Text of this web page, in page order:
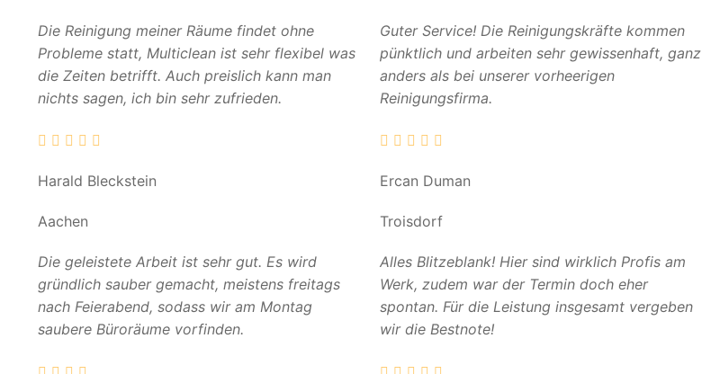
Die Reinigung meiner Räume findet ohne
Probleme statt, Multiclean ist sehr flexibel was
die Zeiten betrifft. Auch preislich kann man
nichts sagen, ich bin sehr zufrieden.
Guter Service! Die Reinigungskräfte kommen
pünktlich und arbeiten sehr gewissenhaft, ganz
anders als bei unserer vorheerigen
Reinigungsfirma.
Harald Bleckstein
Aachen
Die geleistete Arbeit ist sehr gut. Es wird
gründlich sauber gemacht, meistens freitags
nach Feierabend, sodass wir am Montag
saubere Büroräume vorfinden.
Ercan Duman
Troisdorf
Alles Blitzeblank! Hier sind wirklich Profis am
Werk, zudem war der Termin doch eher
spontan. Für die Leistung insgesamt vergeben
wir die Bestnote!